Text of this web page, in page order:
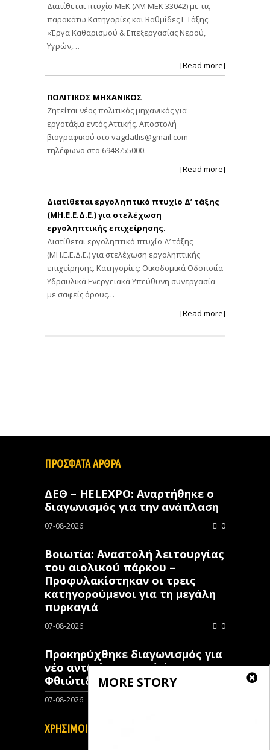
Διατίθεται πτυχίο ΜΕΚ (ΑΜ ΜΕΚ 33042) με τις
παρακάτω Κατηγορίες και Βαθμίδες Γ Τάξης:
«Έργα Καθαρισμού & Επεξεργασίας Νερού,
Υγρών,…
[Read more]
ΠΟΛΙΤΙΚΟΣ ΜΗΧΑΝΙΚΟΣ
Ζητείται νέος πολιτικός μηχανικός για
εργοτάξια εντός Αττικής. Αποστολή
βιογραφικού στο vagdatlis@gmail.com
τηλέφωνο στο 6948755000.
[Read more]
Διατίθεται εργοληπτικό πτυχίο Δ’ τάξης
(ΜΗ.Ε.Ε.Δ.Ε.) για στελέχωση
εργοληπτικής επιχείρησης.
Διατίθεται εργοληπτικό πτυχίο Δ’ τάξης
(ΜΗ.Ε.Ε.Δ.Ε.) για στελέχωση εργοληπτικής
επιχείρησης. Κατηγορίες: Οικοδομικά Οδοποιία
Υδραυλικά Ενεργειακά Υπεύθυνη συνεργασία
με σαφείς όρους…
[Read more]
MORE STORY
ΠΡΟΣΦΑΤΑ ΑΡΘΡΑ
ΔΕΘ – HELEXPO: Αναρτήθηκε ο
διαγωνισμός για την ανάπλαση
07-08-2026 0
Βοιωτία: Αναστολή λειτουργίας
του αιολικού πάρκου –
Προφυλακίστηκαν οι τρεις
κατηγορούμενοι για τη μεγάλη
πυρκαγιά
07-08-2026 0
Προκηρύχθηκε διαγωνισμός για
νέo αντιπλημμυρικό έργο στη
Φθιώτιδα
07-08-2026 0
ΧΡΗΣΙΜΟΙ ΣΥΝΔΕΣΜΟΙ